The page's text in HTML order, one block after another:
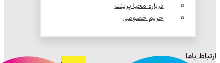
درباره محیا پرینت
حریم خصوصی
ارتباط باما